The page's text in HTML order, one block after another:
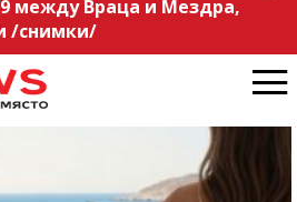
между Враца и Мездра,
/снимки/